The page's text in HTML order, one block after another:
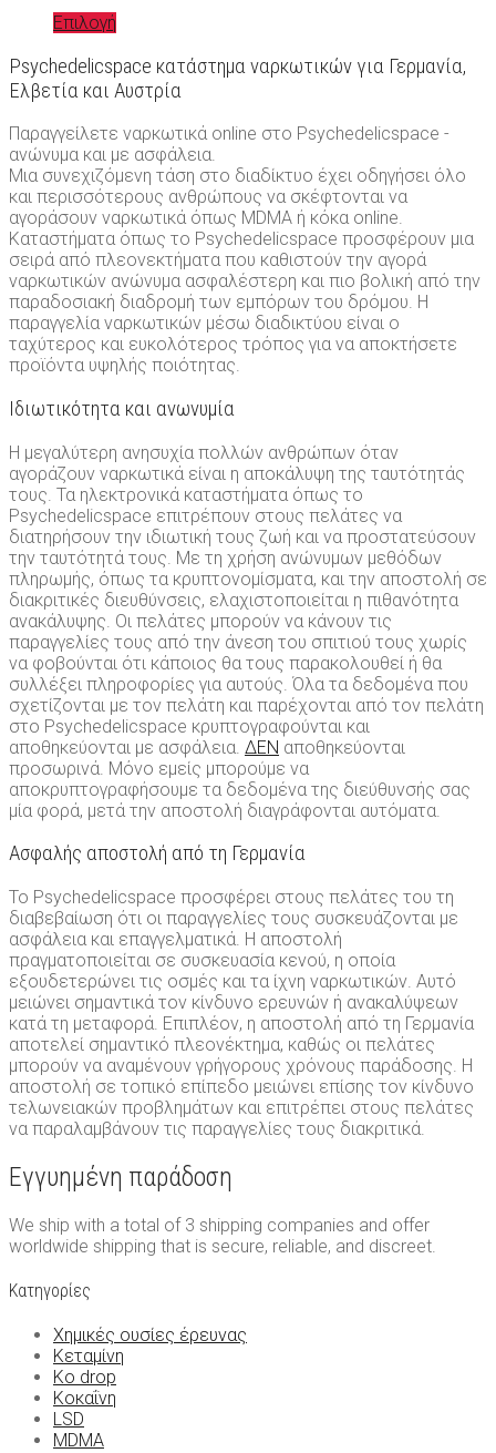
Επιλογή
Psychedelicspace κατάστημα ναρκωτικών για Γερμανία,
Ελβετία και Αυστρία
Παραγγείλετε ναρκωτικά online στο Psychedelicspace -
ανώνυμα και με ασφάλεια.
Μια συνεχιζόμενη τάση στο διαδίκτυο έχει οδηγήσει όλο
και περισσότερους ανθρώπους να σκέφτονται να
αγοράσουν ναρκωτικά όπως MDMA ή κόκα online.
Καταστήματα όπως το Psychedelicspace προσφέρουν μια
σειρά από πλεονεκτήματα που καθιστούν την αγορά
ναρκωτικών ανώνυμα ασφαλέστερη και πιο βολική από την
παραδοσιακή διαδρομή των εμπόρων του δρόμου. Η
παραγγελία ναρκωτικών μέσω διαδικτύου είναι ο
ταχύτερος και ευκολότερος τρόπος για να αποκτήσετε
προϊόντα υψηλής ποιότητας.
Ιδιωτικότητα και ανωνυμία
Η μεγαλύτερη ανησυχία πολλών ανθρώπων όταν
αγοράζουν ναρκωτικά είναι η αποκάλυψη της ταυτότητάς
τους. Τα ηλεκτρονικά καταστήματα όπως το
Psychedelicspace επιτρέπουν στους πελάτες να
διατηρήσουν την ιδιωτική τους ζωή και να προστατεύσουν
την ταυτότητά τους. Με τη χρήση ανώνυμων μεθόδων
πληρωμής, όπως τα κρυπτονομίσματα, και την αποστολή σε
διακριτικές διευθύνσεις, ελαχιστοποιείται η πιθανότητα
ανακάλυψης. Οι πελάτες μπορούν να κάνουν τις
παραγγελίες τους από την άνεση του σπιτιού τους χωρίς
να φοβούνται ότι κάποιος θα τους παρακολουθεί ή θα
συλλέξει πληροφορίες για αυτούς. Όλα τα δεδομένα που
σχετίζονται με τον πελάτη και παρέχονται από τον πελάτη
στο Psychedelicspace κρυπτογραφούνται και
αποθηκεύονται με ασφάλεια. ΔΕΝ αποθηκεύονται
προσωρινά. Μόνο εμείς μπορούμε να
αποκρυπτογραφήσουμε τα δεδομένα της διεύθυνσής σας
μία φορά, μετά την αποστολή διαγράφονται αυτόματα.
Ασφαλής αποστολή από τη Γερμανία
Το Psychedelicspace προσφέρει στους πελάτες του τη
διαβεβαίωση ότι οι παραγγελίες τους συσκευάζονται με
ασφάλεια και επαγγελματικά. Η αποστολή
πραγματοποιείται σε συσκευασία κενού, η οποία
εξουδετερώνει τις οσμές και τα ίχνη ναρκωτικών. Αυτό
μειώνει σημαντικά τον κίνδυνο ερευνών ή ανακαλύψεων
κατά τη μεταφορά. Επιπλέον, η αποστολή από τη Γερμανία
αποτελεί σημαντικό πλεονέκτημα, καθώς οι πελάτες
μπορούν να αναμένουν γρήγορους χρόνους παράδοσης. Η
αποστολή σε τοπικό επίπεδο μειώνει επίσης τον κίνδυνο
τελωνειακών προβλημάτων και επιτρέπει στους πελάτες
να παραλαμβάνουν τις παραγγελίες τους διακριτικά.
Εγγυημένη παράδοση
We ship with a total of 3 shipping companies and offer
worldwide shipping that is secure, reliable, and discreet.
Κατηγορίες
Χημικές ουσίες έρευνας
Κεταμίνη
Ko drop
Κοκαΐνη
LSD
MDMA